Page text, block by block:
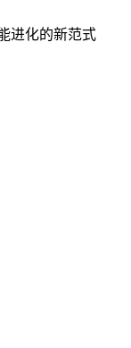
进化的新范式